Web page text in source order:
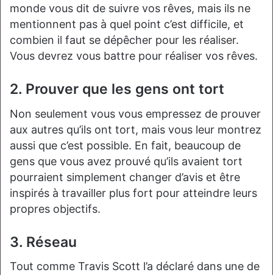
monde vous dit de suivre vos rêves, mais ils ne
mentionnent pas à quel point c’est difficile, et
combien il faut se dépêcher pour les réaliser.
Vous devrez vous battre pour réaliser vos rêves.
2. Prouver que les gens ont tort
Non seulement vous vous empressez de prouver
aux autres qu’ils ont tort, mais vous leur montrez
aussi que c’est possible. En fait, beaucoup de
gens que vous avez prouvé qu’ils avaient tort
pourraient simplement changer d’avis et être
inspirés à travailler plus fort pour atteindre leurs
propres objectifs.
3. Réseau
Tout comme Travis Scott l’a déclaré dans une de